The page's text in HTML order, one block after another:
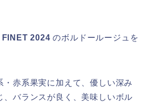
FINET 2024のボルドールージュ を
・赤系果実に加えて、優しい深み
、バランスが良く、美味しいボル